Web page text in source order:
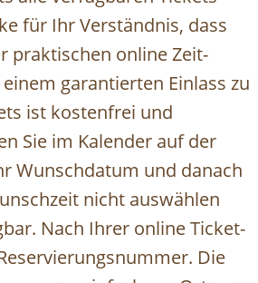
für Ihr Verständnis, dass
praktischen online Zeit-
garantierten Einlass zu
ist kostenfrei und
Sie im Kalender auf der
Wunschdatum und danach
nicht auswählen
Nach Ihrer online Ticket-
Die